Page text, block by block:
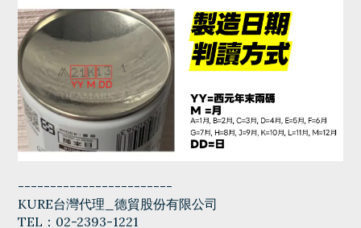
------------------------
KURE台灣代理_德貿股份有限公司
TEL：02-2393-1221